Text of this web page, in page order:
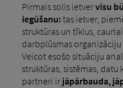
Pirmais solis ietvervisu
iegūšanu:tas ietver,
struktūras un tīklus,
darbplūsmas organizāciju
Veicot esošo situāciju
struktūras, sistēmas, datu
partneri ir jāpārbauda,